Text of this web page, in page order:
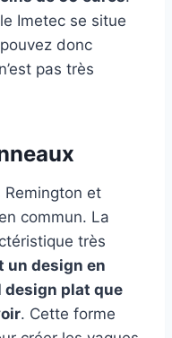
Imetec se situe
donc
pas très
Remington et
commun. La
très
un design en
plat que
. Cette forme